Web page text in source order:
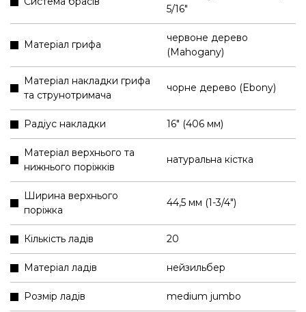
5/16"
Матеріал грифа
червоне дерево
(Mahogany)
Матеріал накладки грифа
та струнотримача
чорне дерево (Ebony)
Радіус накладки 16" (406 мм)
Матеріал верхнього та
нижнього поріжків
натуральна кістка
Ширина верхнього
поріжка
44,5 мм (1-3/4″)
Кількість ладів 20
Матеріал ладів нейзильбер
Розмір ладів medium jumbo